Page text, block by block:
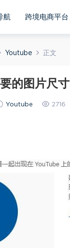
航 跨境电商平台
Youtube 正文
的图片尺寸
Youtube 2716